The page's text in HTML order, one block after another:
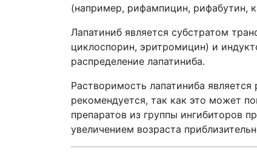
(например, рифампицин, рифабутин,
Лапатиниб является субстратом
циклоспорин, эритромицин) и
распределение лапатиниба.
Растворимость лапатиниба
рекомендуется, так как это может
препаратов из группы ингибиторов
увеличением возраста